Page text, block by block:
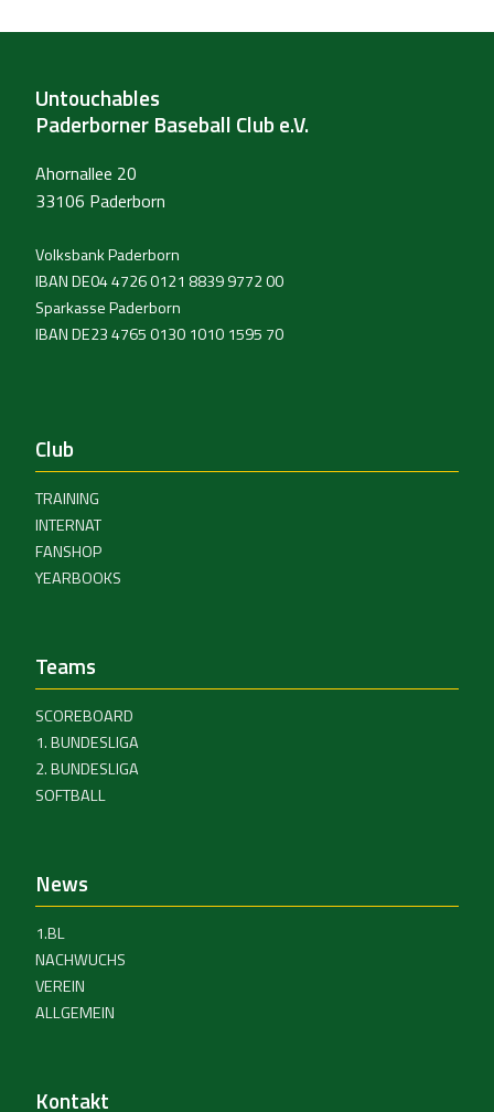
Untouchables
Paderborner Baseball Club e.V.
Ahornallee 20
33106 Paderborn
Volksbank Paderborn
IBAN DE04 4726 0121 8839 9772 00
Sparkasse Paderborn
IBAN DE23 4765 0130 1010 1595 70
Club
TRAINING
INTERNAT
FANSHOP
YEARBOOKS
Teams
SCOREBOARD
1. BUNDESLIGA
2. BUNDESLIGA
SOFTBALL
News
1.BL
NACHWUCHS
VEREIN
ALLGEMEIN
Kontakt